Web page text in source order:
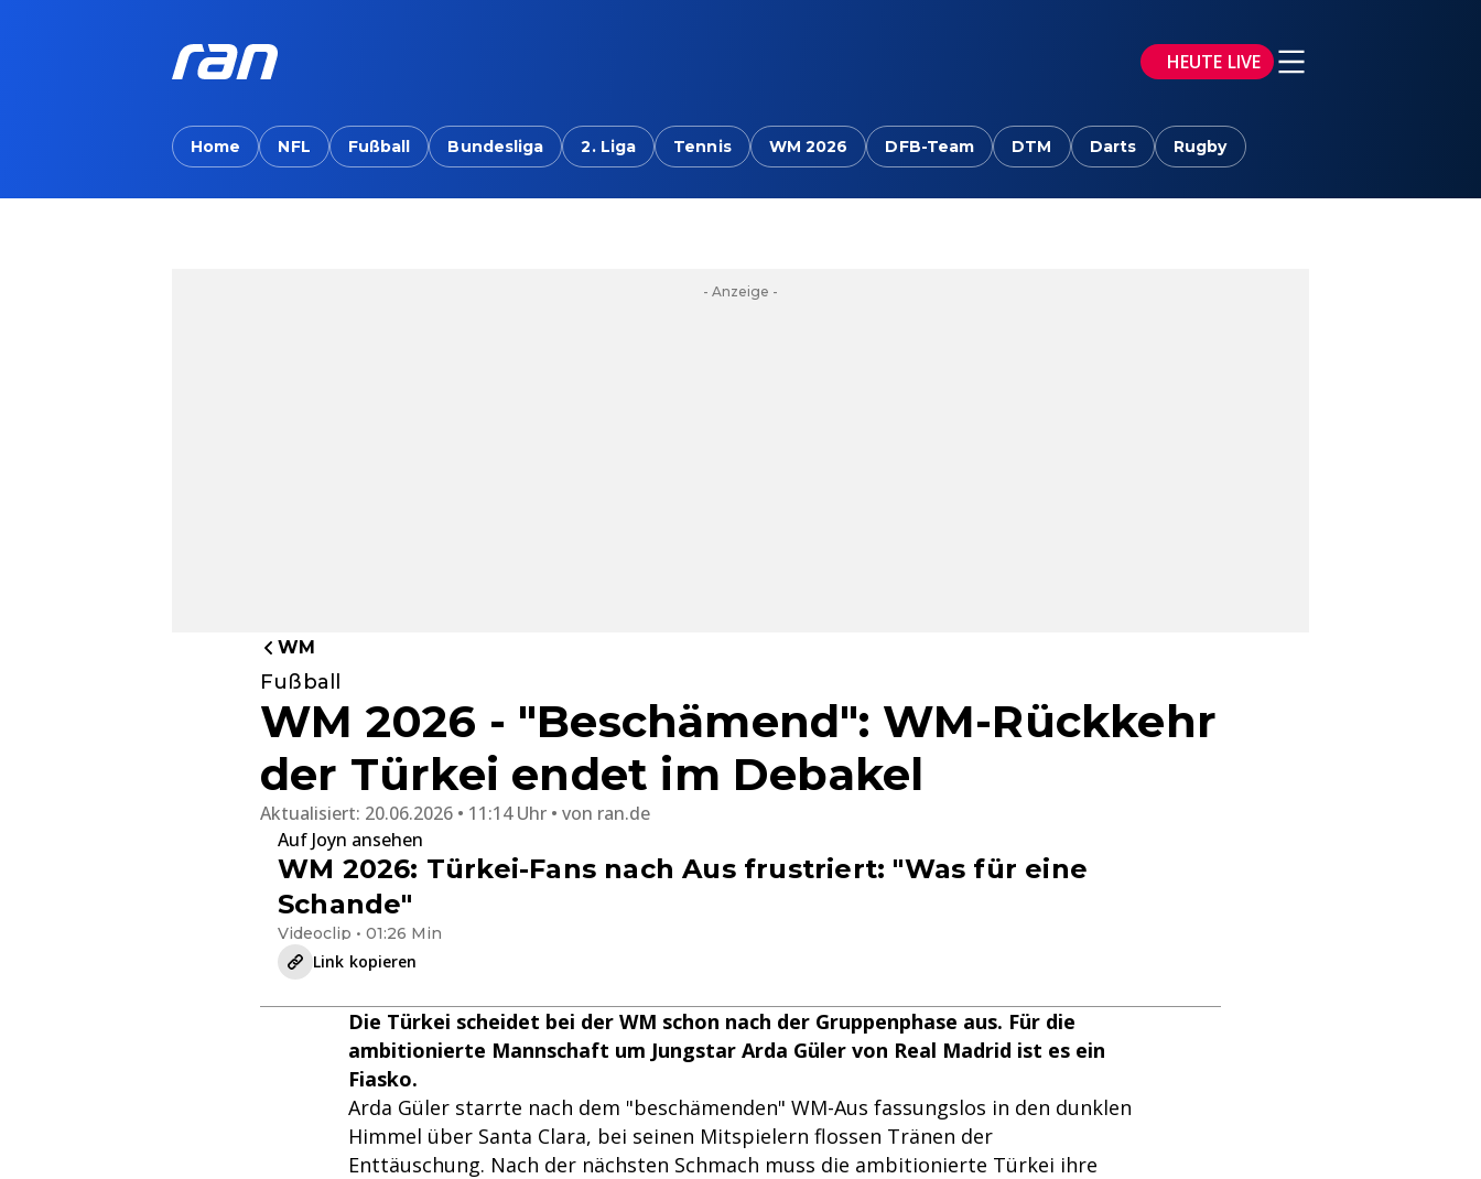
HEUTE LIVE
Home NFL Fußball Bundesliga 2. Liga Tennis WM 2026 DFB-Team DTM Darts Rugby
- Anzeige -
WM
Fußball
WM 2026 - "Beschämend": WM-Rückkehr
der Türkei endet im Debakel
Aktualisiert: 20.06.2026 • 11:14 Uhr von ran.de
Auf Joyn ansehen
WM 2026: Türkei-Fans nach Aus frustriert: "Was für eine
Schande"
Videoclip • 01:26 Min
Link kopieren
Die Türkei scheidet bei der WM schon nach der Gruppenphase aus. Für die
ambitionierte Mannschaft um Jungstar Arda Güler von Real Madrid ist es ein
Fiasko.
Arda Güler starrte nach dem "beschämenden" WM-Aus fassungslos in den dunklen
Himmel über Santa Clara, bei seinen Mitspielern flossen Tränen der
Enttäuschung. Nach der nächsten Schmach muss die ambitionierte Türkei ihre